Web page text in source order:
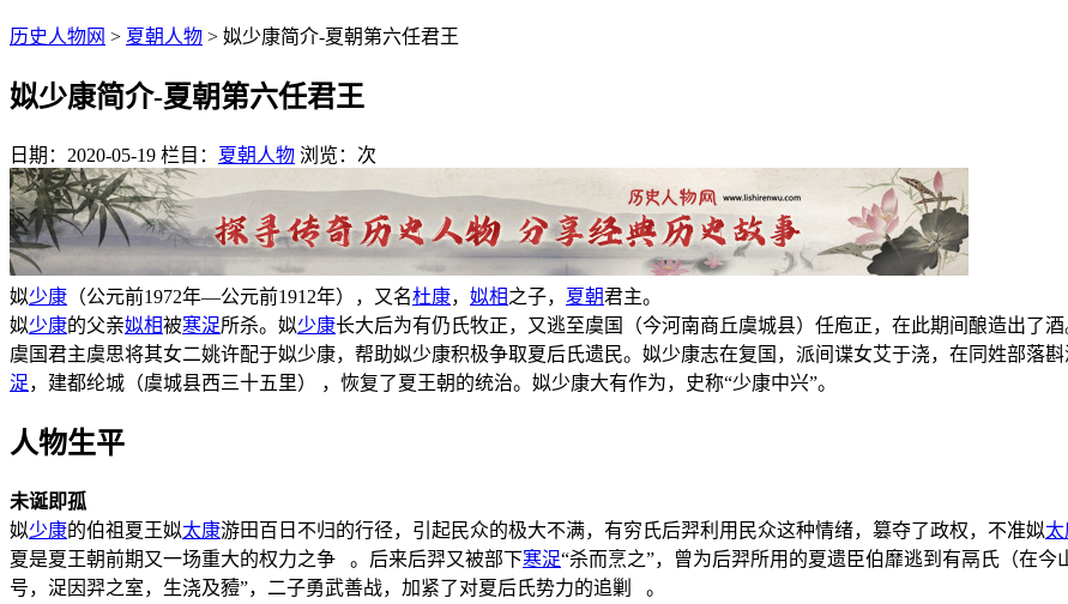
历史人物网 > 夏朝人物 > 姒少康简介-夏朝第六任君王
姒少康简介-夏朝第六任君王
日期：2020-05-19 栏目： 夏朝人物 浏览： 次
姒少康 （公元前1972年—公元前1912年），又名杜康， 姒相之子， 夏朝君主。
姒少康的父亲姒相被寒浞所杀。姒少康长大后为有仍氏牧正，又逃至虞国（今河南商丘虞城县）任庖正，在此期间酿造出了酒
虞国君主虞思将其女二姚许配于姒少康，帮助姒少康积极争取夏后氏遗民。姒少康志在复国，派间谍女艾于浇，在同姓部落
浞，建都纶城（虞城县西三十五里） ，恢复了夏王朝的统治。姒少康大有作为，史称“少康中兴”。
人物生平
未诞即孤
姒少康的伯祖夏王姒太康游田百日不归的行径，引起民众的极大不满，有穷氏后羿利用民众这种情绪，篡夺了政权，不准姒
夏是夏王朝前期又一场重大的权力之争 。后来后羿又被部下寒浞“杀而烹之”，曾为后羿所用的夏遗臣伯靡逃到有鬲氏（在
号，浞因羿之室，生浇及豷”，二子勇武善战，加紧了对夏后氏势力的追剿 。